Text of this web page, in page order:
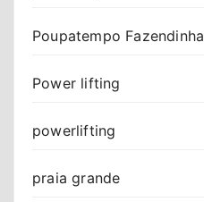
Poupatempo Fazendinha
Power lifting
powerlifting
praia grande